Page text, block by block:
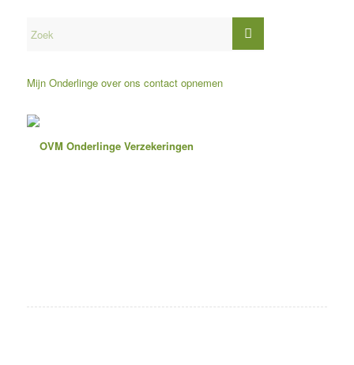
Mijn Onderlinge over ons contact opnemen